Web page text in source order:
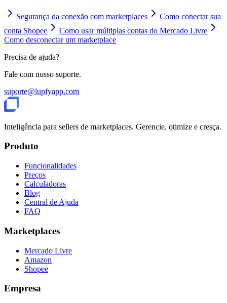
Segurança da conexão com marketplaces
Como conectar sua
conta Shopee
Como usar múltiplas contas do Mercado Livre
Como desconectar um marketplace
Precisa de ajuda?
Fale com nosso suporte.
suporte@lupfyapp.com
Inteligência para sellers de marketplaces. Gerencie, otimize e cresça.
Produto
Funcionalidades
Preços
Calculadoras
Blog
Central de Ajuda
FAQ
Marketplaces
Mercado Livre
Amazon
Shopee
Empresa